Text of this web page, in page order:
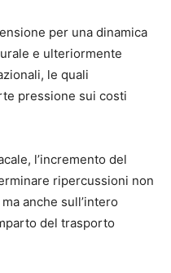
per una dinamica
e ulteriormente
le quali
pressione sui costi
l’incremento del
ripercussioni non
anche sull’intero
del trasporto